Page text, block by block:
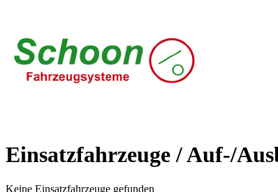
Einsatzfahrzeuge / Auf-/
Keine Einsatzfahrzeuge gefunden